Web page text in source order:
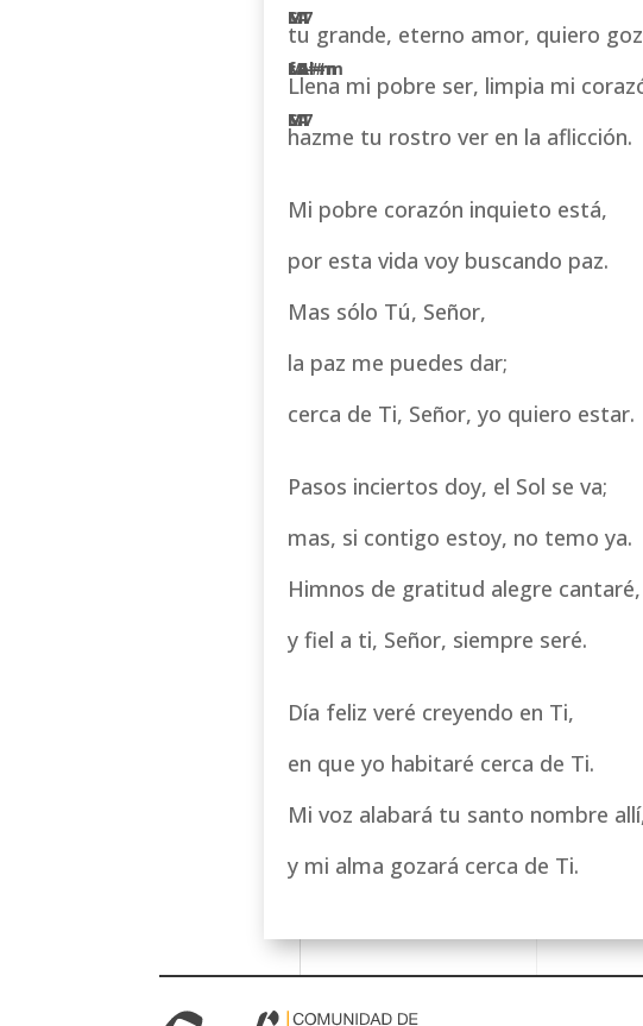
tu grande, eterno amor, quiero
Llena mi pobre ser, limpia mi
hazme tu rostro ver en la aflicción.
Mi pobre corazón inquieto está,
por esta vida voy buscando paz.
Mas sólo Tú, Señor,
la paz me puedes dar;
cerca de Ti, Señor, yo quiero estar.
Pasos inciertos doy, el Sol se va;
mas, si contigo estoy, no temo ya.
Himnos de gratitud alegre cantaré,
y fiel a ti, Señor, siempre seré.
Día feliz veré creyendo en Ti,
en que yo habitaré cerca de Ti.
Mi voz alabará tu santo nombre
y mi alma gozará cerca de Ti.